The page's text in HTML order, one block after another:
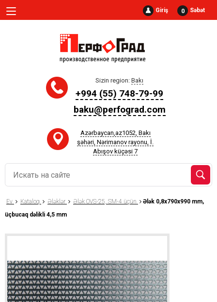
Giriş 0 Səbət
Sizin region: Bakı
+994 (55) 748-79-99
baku@perfograd.com
Azərbaycan,az1052, Bakı
şəhəri, Nərimanov rayonu, İ.
Abışov küçəsi 7
Ev Kataloq Ələklər Ələk OVS-25, SM-4 üçün
Ələk 0,8x790x990 mm,
üçbucaq dəlikli 4,5 mm